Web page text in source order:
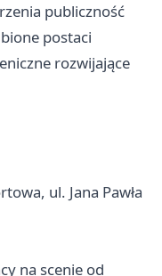
publiczność
postaci
rozwijające
ul. Jana Pawła
na scenie od